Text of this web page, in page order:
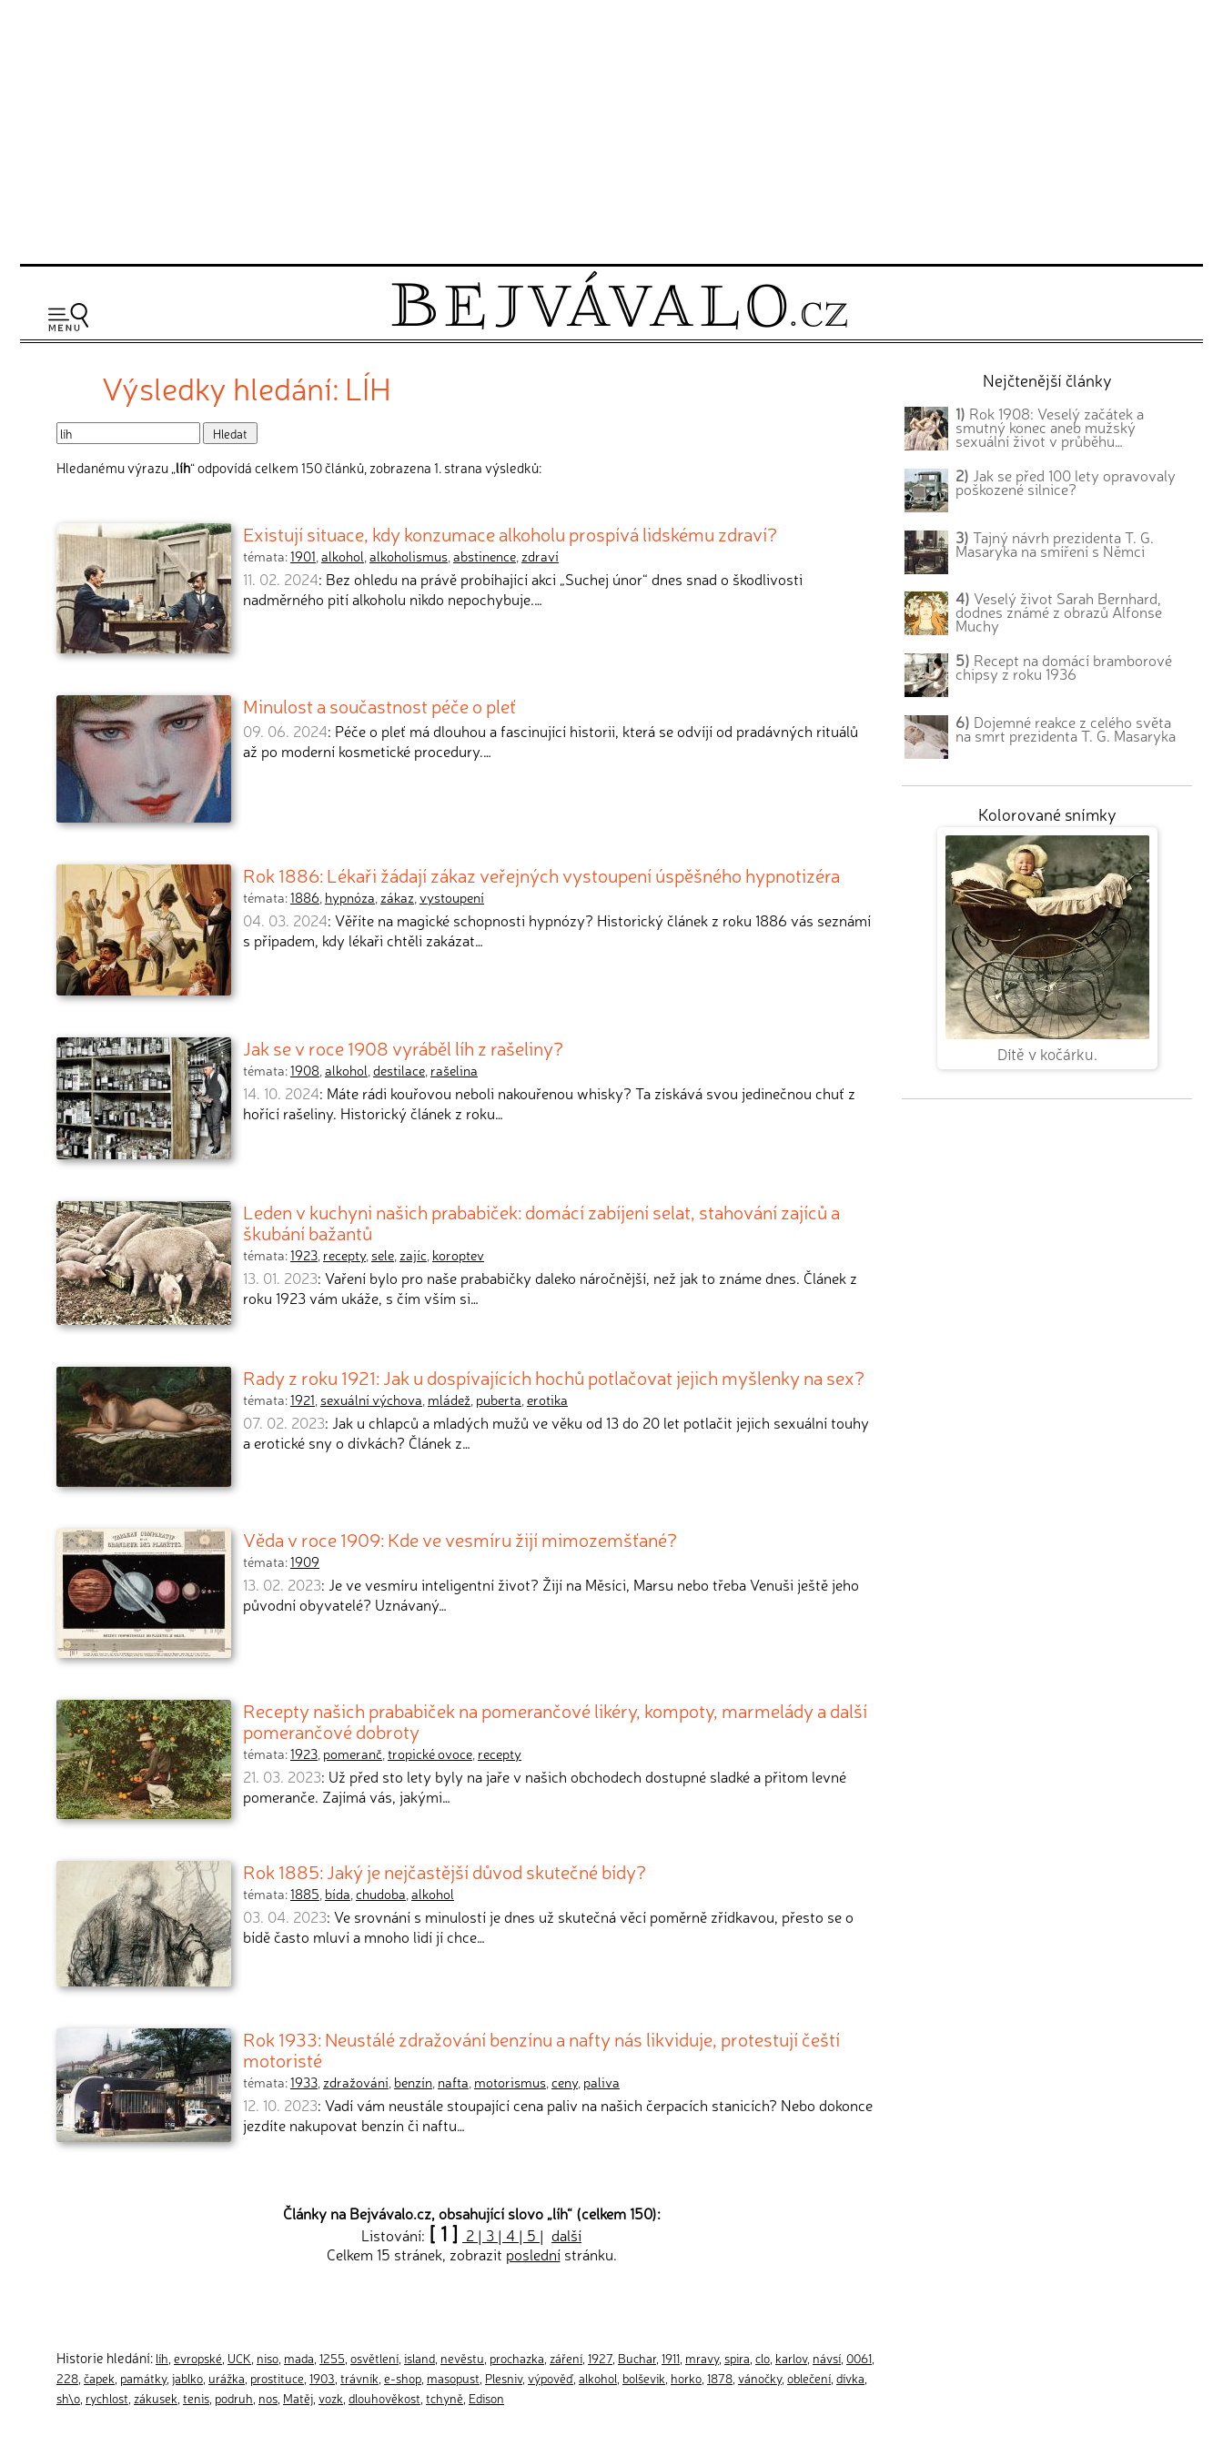
Výsledky hledání: LÍH
Hledanému výrazu „líh“ odpovídá celkem 150 článků, zobrazena 1. strana výsledků:
Existují situace, kdy konzumace alkoholu prospívá lidskému zdraví?
témata:1901,alkohol,alkoholismus,abstinence, zdraví
11. 02. 2024: Bez ohledu na právě probíhající akci „Suchej únor“ dnes snad o škodlivosti
nadměrného pití alkoholu nikdo nepochybuje.…
Minulost a součastnost péče o pleť
09. 06. 2024: Péče o pleť má dlouhou a fascinující historii, která se odvíjí od pradávných rituálů
až po moderní kosmetické procedury.…
Rok 1886: Lékaři žádají zákaz veřejných vystoupení úspěšného hypnotizéra
témata:1886, hypnóza, zákaz,vystoupení
04. 03. 2024: Věříte na magické schopnosti hypnózy? Historický článek z roku 1886 vás seznámí
s případem, kdy lékaři chtěli zakázat…
Jak se v roce 1908 vyráběl líh z rašeliny?
témata:1908,alkohol,destilace, rašelina
14. 10. 2024: Máte rádi kouřovou neboli nakouřenou whisky? Ta získává svou jedinečnou chuť z
hořící rašeliny. Historický článek z roku…
Leden v kuchyni našich prababiček: domácí zabíjení selat, stahování zajíců a
škubání bažantů
témata:1923, recepty, sele, zajíc, koroptev
13. 01. 2023: Vaření bylo pro naše prababičky daleko náročnější, než jak to známe dnes. Článek z
roku 1923 vám ukáže, s čím vším si…
Rady z roku 1921: Jak u dospívajících hochů potlačovat jejich myšlenky na sex?
témata:1921, sexuální výchova, mládež, puberta,erotika
07. 02. 2023: Jak u chlapců a mladých mužů ve věku od 13 do 20 let potlačit jejich sexuální touhy
a erotické sny o dívkách? Článek z…
Věda v roce 1909: Kde ve vesmíru žijí mimozemšťané?
témata:1909
13. 02. 2023: Je ve vesmíru inteligentní život? Žijí na Měsíci, Marsu nebo třeba Venuši ještě jeho
původní obyvatelé? Uznávaný…
Recepty našich prababiček na pomerančové likéry, kompoty, marmelády a další
pomerančové dobroty
témata:1923, pomeranč,tropické ovoce, recepty
21. 03. 2023: Už před sto lety byly na jaře v našich obchodech dostupné sladké a přitom levné
pomeranče. Zajímá vás, jakými…
Rok 1885: Jaký je nejčastější důvod skutečné bídy?
témata:1885, bída,chudoba,alkohol
03. 04. 2023: Ve srovnání s minulostí je dnes už skutečná věcí poměrně zřídkavou, přesto se o
bídě často mluví a mnoho lidí jí chce…
Rok 1933: Neustálé zdražování benzínu a nafty nás likviduje, protestují čeští
motoristé
témata:1933, zdražování, benzín, nafta, motorismus,ceny, paliva
12. 10. 2023: Vadí vám neustále stoupající cena paliv na našich čerpacích stanicích? Nebo dokonce
jezdíte nakupovat benzín či naftu…
Články na Bejvávalo.cz, obsahující slovo „líh“ (celkem 150):
Listování: [ 1 ] 2 | 3 | 4 | 5 | další
Celkem 15 stránek, zobrazit poslednístránku.
Historie hledání: líh evropské UCK niso mada 1255 osvětlení island nevěstu prochazka záření 1927 Buchar, 1911 mravy, spira clo karlov, návsí 0061
228 čapek památky, jablko urážka prostituce 1903 trávník e-shop masopust Plesniv, výpověď, alkohol bolševik horko 1878 vánočky, oblečení dívka
sh\o rychlost zákusek tenis podruh nos Matěj vozk dlouhověkost tchyně Edison
Nejčtenější články
1) Rok 1908: Veselý začátek a
smutný konec aneb mužský
sexuální život v průběhu…
2) Jak se před 100 lety opravovaly
poškozené silnice?
3) Tajný návrh prezidenta T. G.
Masaryka na smíření s Němci
4) Veselý život Sarah Bernhard,
dodnes známé z obrazů Alfonse
Muchy
5) Recept na domácí bramborové
chipsy z roku 1936
6) Dojemné reakce z celého světa
na smrt prezidenta T. G. Masaryka
Kolorované snímky
Dítě v kočárku.